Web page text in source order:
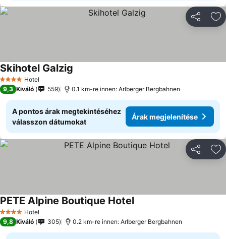
4 KategóriaHotel
Skihotel Galzig
9,3 Kiváló 559 0.1 km-re innen: Arlberger Bergbahnen
A pontos árak megtekintéséhez
válasszon dátumokat
Árak megjelenítése
4 KategóriaHotel
PETE Alpine Boutique Hotel
9,8 Kiváló 305 0.2 km-re innen: Arlberger Bergbahnen